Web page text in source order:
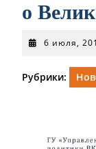
о
6 июля,
Рубрики: